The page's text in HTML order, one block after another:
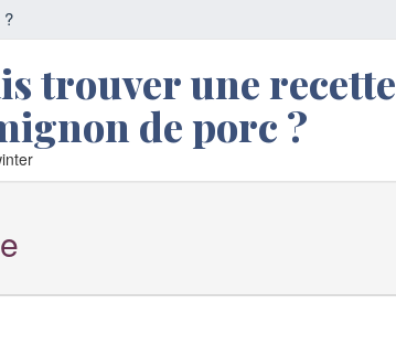
?
trouver une recette
de porc ?